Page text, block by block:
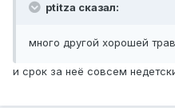
ptitza сказал:
много другой хорошей
и срок за неё совсем